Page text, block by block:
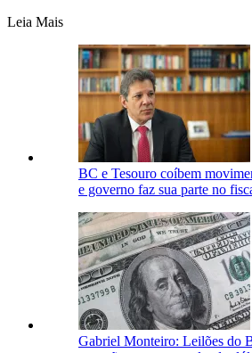
Leia Mais
BC e Tesouro coíbem
e governo faz sua parte no
Gabriel Monteiro: Leilões do